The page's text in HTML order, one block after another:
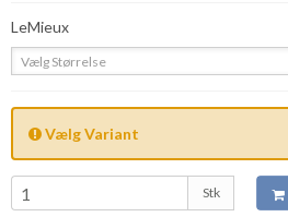
LeMieux
Vælg Størrelse
Vælg Variant
Stk